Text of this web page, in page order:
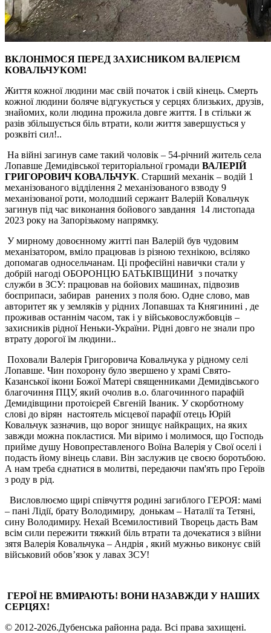
ВКЛОНІМОСЯ ПЕРЕД ЗАХИСНИКОМ ВАЛЕРІЄМ
КОВАЛЬЧУКОМ!
Життя кожної людини має свій початок і свій кінець. Смерть
кожної людини боляче відгукується у серцях близьких, друзів,
знайомих, коли людина прожила довге життя. І в стільки ж
разів збільшується біль втрати, коли життя завершується у
розквіті сил!..
На війні загинув саме такий чоловік – 54-річний житель села
Лопавше Демидівської територіальної громади ВАЛЕРІЙ
ГРИГОРОВИЧ КОВАЛЬЧУК. Старший механік – водій 1
механізованого відділення 2 механізованого взводу 9
механізованої роти, молодший сержант Валерій Ковальчук
загинув під час виконання бойового завдання 14 листопада
2023 року на Запорізькому напрямку.
У мирному довоєнному житті пан Валерій був чудовим
механізатором, вміло працював із різною технікою, всіляко
допомагав односельчанам. Ці професійні навички стали у
добрій нагоді ОБОРОНЦЮ БАТЬКІВЩИНИ з початку
служби в ЗСУ: працював на бойових машинах, підвозив
боєприпаси, забирав ранених з поля бою. Одне слово, мав
авторитет як у земляків у рідних Лопавшах та Княгинині , де
проживав останнім часом, так і у військовослужбовців –
захисників рідної Неньки-України. Рідні довго не знали про
втрату дорогої їм людини..
Поховали Валерія Григоровича Ковальчука у рідному селі
Лопавше. Чин похорону було звершено у храмі Свято-
Казанської ікони Божої Матері священниками Демидівського
благочиння ПЦУ, який очолив в.о. благочинного парафій
Демидівщини протоієрей Євгеній Іваник. У скорботному
слові до вірян настоятель місцевої парафії отець Юрій
Ковальчук зазначив, що ворог знищує найкращих, на яких
завжди можна покластися. Ми віримо і молимося, що Господь
прийме душу Новопреставленого Воїна Валерія у Свої оселі і
подасть йому вінець слави. Він заслужив це своєю боротьбою.
А нам треба єднатися в молитві, передаючи пам'ять про Героїв
з роду в рід.
Висловлюємо щирі співчуття родині загиблого ГЕРОЯ: мамі
– пані Лідії, брату Володимиру, донькам – Наталії та Тетяні,
сину Володимиру. Нехай Всемилостивий Творець дасть Вам
всім сили пережити тяжкий біль втрати та дочекатися з війни
зятя Валерія Ковальчука – Андрія , який мужньо виконує свій
військовий обов’язок у лавах ЗСУ!
ГЕРОЇ НЕ ВМИРАЮТЬ! ВОНИ НАЗАВЖДИ У НАШИХ
СЕРЦЯХ!
© 2012-2026.Дубенська районна рада. Всі права захищені.